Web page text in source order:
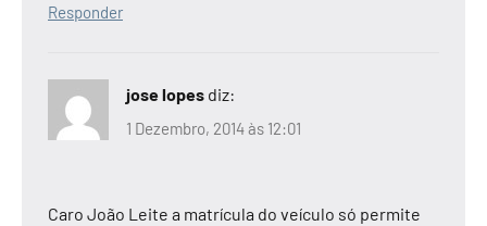
Responder
jose lopes diz:
1 Dezembro, 2014 às 12:01
Caro João Leite a matrícula do veículo só permite